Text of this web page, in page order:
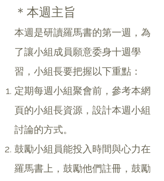
＊本週主旨
本週是研讀羅馬書的第一週，為
了讓小組成員願意委身十週學
習，小組長要把握以下重點：
定期每週小組聚會前，參考本網
頁的小組長資源，設計本週小組
討論的方式。
鼓勵小組員能投入時間與心力在
羅馬書上，鼓勵他們註冊，鼓勵